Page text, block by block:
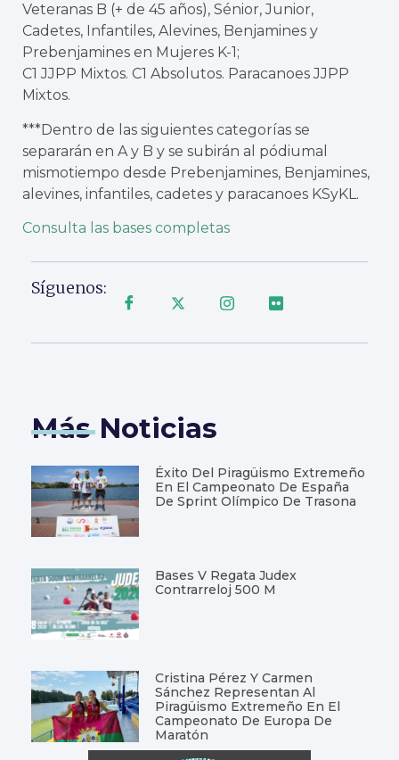
Veteranas B (+ de 45 años), Sénior, Junior,
Cadetes, Infantiles, Alevines, Benjamines y
Prebenjamines en Mujeres K-1;
C1 JJPP Mixtos. C1 Absolutos. Paracanoes JJPP
Mixtos.
***Dentro de las siguientes categorías se
separarán en A y B y se subirán al pódiumal
mismotiempo desde Prebenjamines, Benjamines,
alevines, infantiles, cadetes y paracanoes KSyKL.
Consulta las bases completas
Síguenos:
Más Noticias
Éxito Del Piragüismo Extremeño
En El Campeonato De España
De Sprint Olímpico De Trasona
Bases V Regata Judex
Contrarreloj 500 M
Cristina Pérez Y Carmen
Sánchez Representan Al
Piragüismo Extremeño En El
Campeonato De Europa De
Maratón